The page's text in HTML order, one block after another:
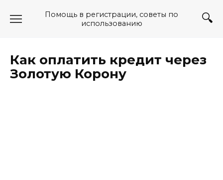
Помощь в регистрации, советы по
использованию
Как оплатить кредит через
Золотую Корону